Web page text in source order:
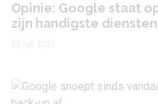
Opinie: Google staat
zijn handigste